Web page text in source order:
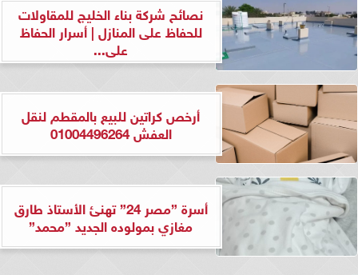
نصائح شركة بناء الخليج للمقاولات
للحفاظ على المنازل | أسرار الحفاظ
على...
أرخص كراتين للبيع بالمقطم لنقل
العفش 01004496264
أسرة ”مصر 24” تهنئ الأستاذ طارق
مغازي بمولوده الجديد ”محمد”